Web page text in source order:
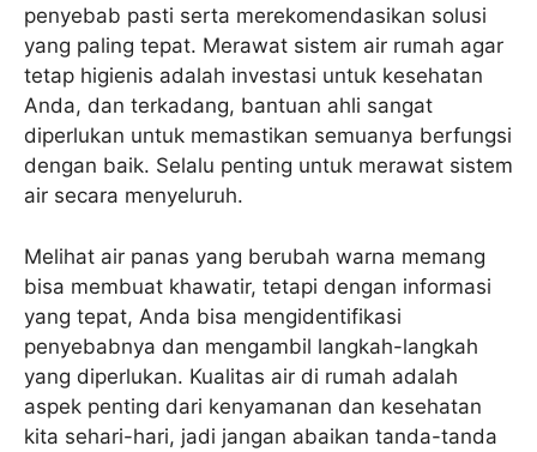
penyebab pasti serta merekomendasikan solusi
yang paling tepat. Merawat sistem air rumah agar
tetap higienis adalah investasi untuk kesehatan
Anda, dan terkadang, bantuan ahli sangat
diperlukan untuk memastikan semuanya berfungsi
dengan baik. Selalu penting untuk merawat sistem
air secara menyeluruh.
Melihat air panas yang berubah warna memang
bisa membuat khawatir, tetapi dengan informasi
yang tepat, Anda bisa mengidentifikasi
penyebabnya dan mengambil langkah-langkah
yang diperlukan. Kualitas air di rumah adalah
aspek penting dari kenyamanan dan kesehatan
kita sehari-hari, jadi jangan abaikan tanda-tanda